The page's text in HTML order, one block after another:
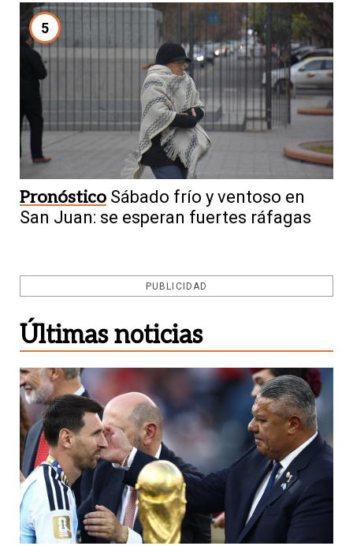
5
Pronóstico Sábado frío y ventoso en
San Juan: se esperan fuertes ráfagas
PUBLICIDAD
Últimas noticias